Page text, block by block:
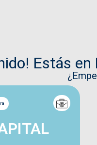
Estás en